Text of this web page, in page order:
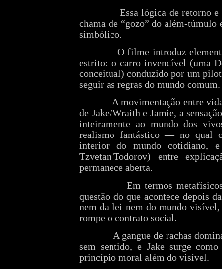
Essa lógica de retorno
chama de “gozo” do
simbólico.
O filme introduz
estrito: o carro invencível (uma
conceitual) conduzido por um
seguir as regras do mundo comum.
A movimentação entre
de Jake/Wraith e Jamie, a
inteiramente ao mundo dos
realismo fantástico — no qual
interior do mundo cotidiano,
Tzvetan Todorov) entre
permanece aberta.
Em termos
questão do que acontece depois
nem da lei nem do mundo
rompe o contrato social.
A gangue de rachas
sem sentido, e Jake surge
princípio moral além do visível.